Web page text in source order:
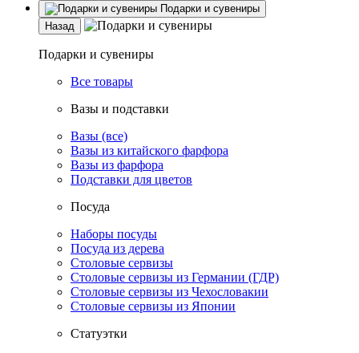
Подарки и сувениры
Назад
Подарки и сувениры
Все товары
Вазы и подставки
Вазы (все)
Вазы из китайского фарфора
Вазы из фарфора
Подставки для цветов
Посуда
Наборы посуды
Посуда из дерева
Столовые сервизы
Столовые сервизы из Германии (ГДР)
Столовые сервизы из Чехословакии
Столовые сервизы из Японии
Статуэтки